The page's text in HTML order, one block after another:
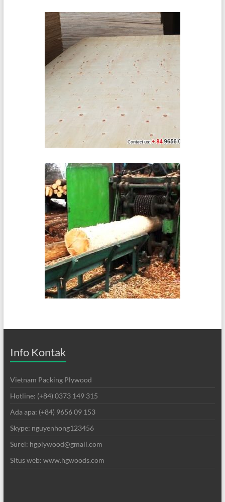
Info Kontak
Vietnam Packing Plywood
Hotline: (+84) 0373 149 315
Ada apa: (+84) 9656 09 153
Skype: nguyenhong123456
Surel: hgplywood@gmail.com
Situs web: www.hgwoods.com